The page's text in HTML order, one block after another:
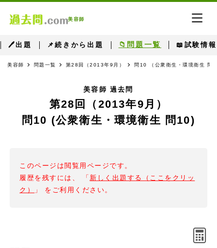
美容師
🖊出題 📌続きから出題 📁問題一覧 📖試験情報
美容師 問題一覧 第28回（2013年9月） 問10 （公衆衛生・環境衛生 問
美容師 過去問
第28回（2013年9月）
問10 (公衆衛生・環境衛生 問10)
このページは閲覧用ページです。
履歴を残すには、 「 新しく出題する（ここをクリッ
ク）
」 をご利用ください。